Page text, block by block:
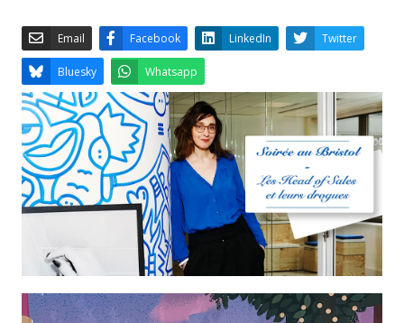
Email Facebook LinkedIn
Bluesky Whatsapp